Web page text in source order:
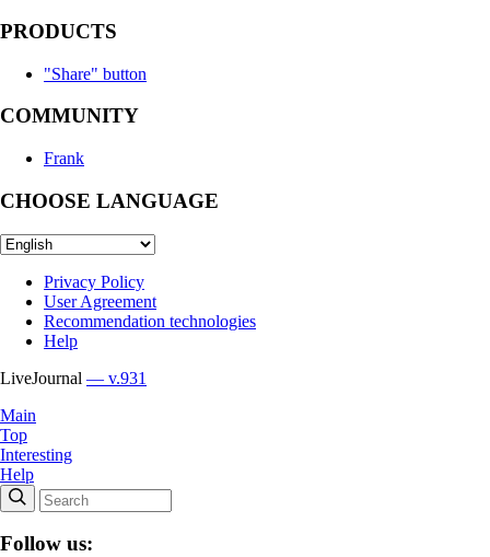
PRODUCTS
"Share" button
COMMUNITY
Frank
CHOOSE LANGUAGE
Privacy Policy
User Agreement
Recommendation technologies
Help
LiveJournal — v.931
Main
Top
Interesting
Help
Follow us: